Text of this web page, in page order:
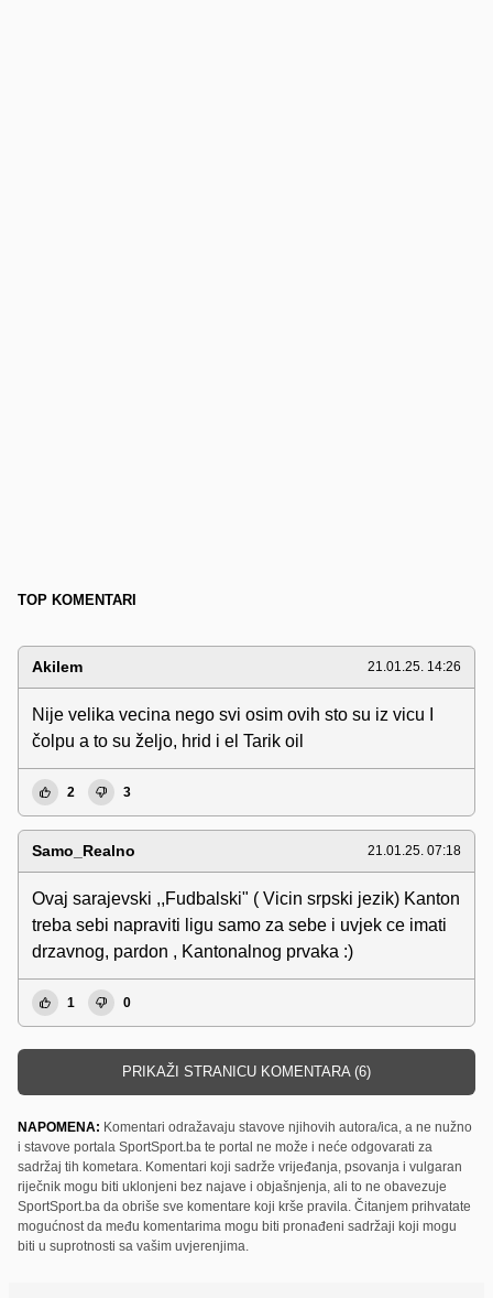
TOP KOMENTARI
Akilem 21.01.25. 14:26
Nije velika vecina nego svi osim ovih sto su iz vicu I
čolpu a to su željo, hrid i el Tarik oil
2 3
Samo_Realno 21.01.25. 07:18
Ovaj sarajevski ,,Fudbalski" ( Vicin srpski jezik) Kanton
treba sebi napraviti ligu samo za sebe i uvjek ce imati
drzavnog, pardon , Kantonalnog prvaka :)
1 0
PRIKAŽI STRANICU KOMENTARA (6)
NAPOMENA: Komentari odražavaju stavove njihovih autora/ica, a ne nužno
i stavove portala SportSport.ba te portal ne može i neće odgovarati za
sadržaj tih kometara. Komentari koji sadrže vrijeđanja, psovanja i vulgaran
riječnik mogu biti uklonjeni bez najave i objašnjenja, ali to ne obavezuje
SportSport.ba da obriše sve komentare koji krše pravila. Čitanjem prihvatate
mogućnost da među komentarima mogu biti pronađeni sadržaji koji mogu
biti u suprotnosti sa vašim uvjerenjima.